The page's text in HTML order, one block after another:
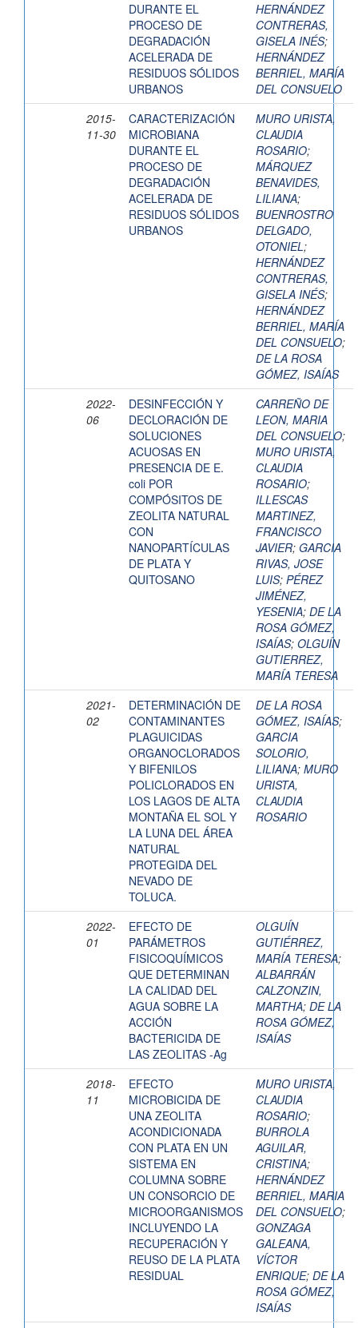
DURANTE EL
PROCESO DE
DEGRADACIÓN
ACELERADA DE
RESIDUOS SÓLIDOS
URBANOS
HERNÁNDEZ
CONTRERAS,
GISELA INÉS;
HERNÁNDEZ
BERRIEL, MARÍA
DEL CONSUELO
2015-
11-30
CARACTERIZACIÓN
MICROBIANA
DURANTE EL
PROCESO DE
DEGRADACIÓN
ACELERADA DE
RESIDUOS SÓLIDOS
URBANOS
MURO URISTA,
CLAUDIA
ROSARIO;
MÁRQUEZ
BENAVIDES,
LILIANA;
BUENROSTRO
DELGADO,
OTONIEL;
HERNÁNDEZ
CONTRERAS,
GISELA INÉS;
HERNÁNDEZ
BERRIEL, MARÍA
DEL CONSUELO;
DE LA ROSA
GÓMEZ, ISAÍAS
2022-
06
DESINFECCIÓN Y
DECLORACIÓN DE
SOLUCIONES
ACUOSAS EN
PRESENCIA DE E.
coli POR
COMPÓSITOS DE
ZEOLITA NATURAL
CON
NANOPARTÍCULAS
DE PLATA Y
QUITOSANO
CARREÑO DE
LEON, MARIA
DEL CONSUELO;
MURO URISTA,
CLAUDIA
ROSARIO;
ILLESCAS
MARTINEZ,
FRANCISCO
JAVIER; GARCIA
RIVAS, JOSE
LUIS; PÉREZ
JIMÉNEZ,
YESENIA; DE LA
ROSA GÓMEZ,
ISAÍAS; OLGUÍN
GUTIERREZ,
MARÍA TERESA
2021-
02
DETERMINACIÓN DE
CONTAMINANTES
PLAGUICIDAS
ORGANOCLORADOS
Y BIFENILOS
POLICLORADOS EN
LOS LAGOS DE ALTA
MONTAÑA EL SOL Y
LA LUNA DEL ÁREA
NATURAL
PROTEGIDA DEL
NEVADO DE
TOLUCA.
DE LA ROSA
GÓMEZ, ISAÍAS;
GARCIA
SOLORIO,
LILIANA; MURO
URISTA,
CLAUDIA
ROSARIO
2022-
01
EFECTO DE
PARÁMETROS
FISICOQUÍMICOS
QUE DETERMINAN
LA CALIDAD DEL
AGUA SOBRE LA
ACCIÓN
BACTERICIDA DE
LAS ZEOLITAS -Ag
OLGUÍN
GUTIÉRREZ,
MARÍA TERESA;
ALBARRÁN
CALZONZIN,
MARTHA; DE LA
ROSA GÓMEZ,
ISAÍAS
2018-
11
EFECTO
MICROBICIDA DE
UNA ZEOLITA
ACONDICIONADA
CON PLATA EN UN
SISTEMA EN
COLUMNA SOBRE
UN CONSORCIO DE
MICROORGANISMOS
INCLUYENDO LA
RECUPERACIÓN Y
REUSO DE LA PLATA
RESIDUAL
MURO URISTA,
CLAUDIA
ROSARIO;
BURROLA
AGUILAR,
CRISTINA;
HERNÁNDEZ
BERRIEL, MARIA
DEL CONSUELO;
GONZAGA
GALEANA,
VÍCTOR
ENRIQUE; DE LA
ROSA GÓMEZ,
ISAÍAS